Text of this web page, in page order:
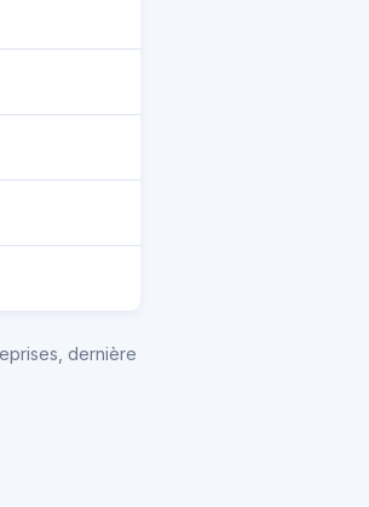
dernière